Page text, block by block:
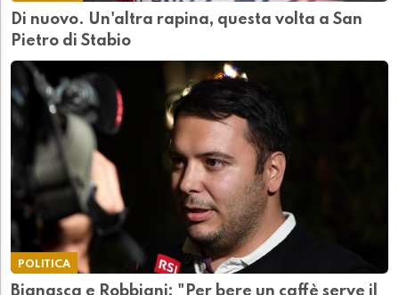
Di nuovo. Un'altra rapina, questa volta a San
Pietro di Stabio
POLITICA
Bignasca e Robbiani: "Per bere un caffè serve il